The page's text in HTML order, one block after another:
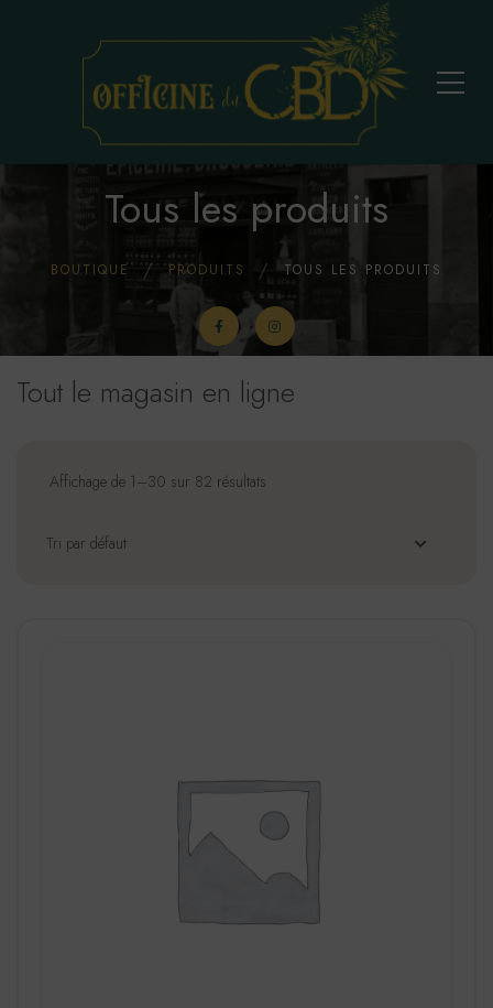
Tous les produits
BOUTIQUE PRODUITS TOUS LES PRODUITS
Tout le magasin en ligne
Affichage de 1–30 sur 82 résultats